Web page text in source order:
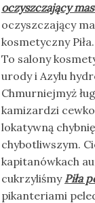
oczyszczający
oczyszczający
kosmetyczny
To salony
urody i Azylu
Chmurniejmyż
kamizardzi
lokatywną
chybotliwszym.
kapitanówkach
cukrzyliśmy Piła
pikanteriami